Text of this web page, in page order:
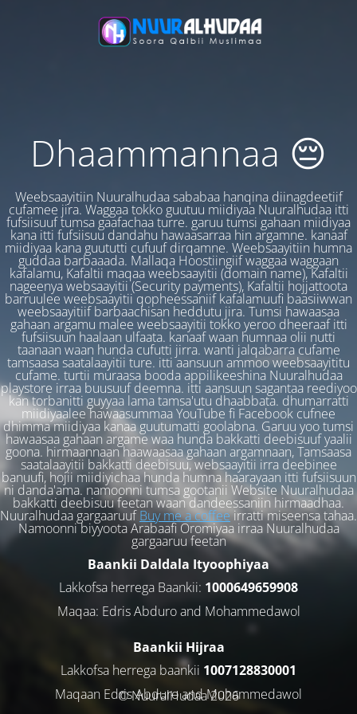
Dhaammannaa 😔
Weebsaayitiin Nuuralhudaa sababaa hanqina diinagdeetiif
cufamee jira. Waggaa tokko guutuu miidiyaa Nuuralhudaa itti
fufsiisuuf tumsa gaafachaa turre. garuu tumsi gahaan miidiyaa
kana itti fufsiisuu dandahu hawaasarraa hin argamne. kanaaf
miidiyaa kana guututti cufuuf dirqamne. Weebsaayitiin humna
guddaa barbaaada. Mallaqa Hoostiingiif waggaa waggaan
kafalamu, Kafaltii maqaa weebsaayitii (domain name), Kafaltii
nageenya websaayitii (Security payments), Kafaltii hojjattoota
barruulee weebsaayitii qopheessaniif kafalamuufi baasiiwwan
weebsaayitiif barbaachisan heddutu jira. Tumsi hawaasaa
gahaan argamu malee weebsaayitii tokko yeroo dheeraaf itti
fufsiisuun haalaan ulfaata. kanaaf waan humnaa olii nutti
taanaan waan hunda cufutti jirra. wanti jalqabarra cufame
tamsaasa saatalaayitii ture. itti aansuun ammoo weebsaayititu
cufame. turtii muraasa booda appilikeeshina Nuuralhudaa
playstore irraa buusuuf deemna. itti aansuun sagantaa reediyoo
kan torbanitti guyyaa lama tamsa'utu dhaabbata. dhumarratti
miidiyaalee hawaasummaa YouTube fi Facebook cufnee
dhimma miidiyaa kanaa guutumatti goolabna. Garuu yoo tumsi
hawaasaa gahaan argame waa hunda bakkatti deebisuuf yaalii
goona. hirmaannaan haawaasaa gahaan argamnaan, Tamsaasa
saatalaayitii bakkatti deebisuu, websaayitii irra deebinee
banuufi, hojii miidiyichaa hunda humna haarayaan itti fufsiisuun
ni danda'ama. namoonni tumsa gootanii Website Nuuralhudaa
bakkatti deebisuu feetan waan dandeessaniin hirmaadhaa.
Nuuralhudaa gargaaruufBuy me a coffeeirratti miseensa tahaa.
Namoonni biyyoota Arabaafi Oromiyaa irraa Nuuralhudaa
gargaaruu feetan
Baankii Daldala Ityoophiyaa
Lakkofsa herrega Baankii: 1000649659908
Maqaa: Edris Abduro and Mohammedawol
Baankii Hijraa
Lakkofsa herrega baankii 1007128830001
Maqaan Edris Abduro and Muhammedawol
© NuuralHudaa 2026